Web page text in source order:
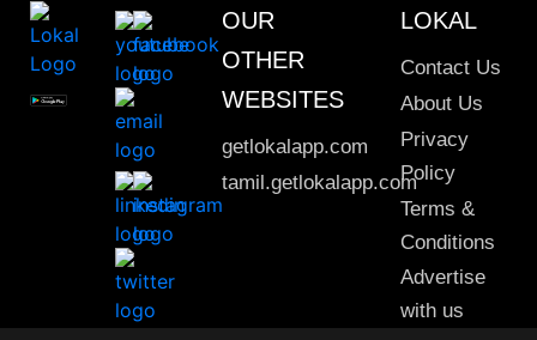
OUR
OTHER
WEBSITES
getlokalapp.com
tamil.getlokalapp.com
LOKAL
Contact Us
About Us
Privacy
Policy
Terms &
Conditions
Advertise
with us